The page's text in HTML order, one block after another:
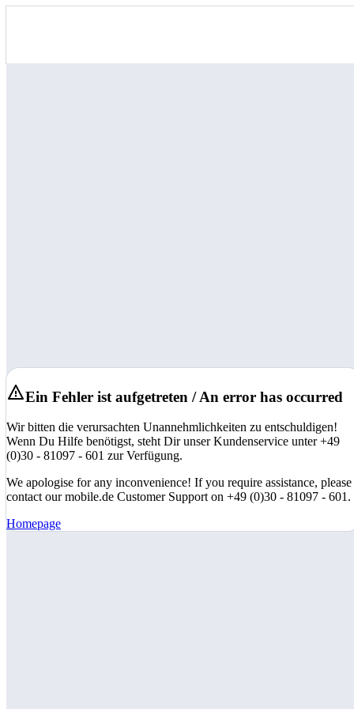
Ein Fehler ist aufgetreten / An error has occurred
Wir bitten die verursachten Unannehmlichkeiten zu entschuldigen!
Wenn Du Hilfe benötigst, steht Dir unser Kundenservice unter +49
(0)30 - 81097 - 601 zur Verfügung.
We apologise for any inconvenience! If you require assistance, please
contact our mobile.de Customer Support on +49 (0)30 - 81097 - 601.
Homepage